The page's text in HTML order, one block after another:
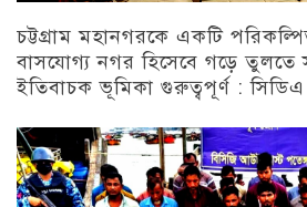
চট্টগ্রাম মহানগরকে একটি
বাসযোগ্য নগর হিসেবে গড়ে তুলতে
ইতিবাচক ভূমিকা গুরুত্বপূর্ণ : সিডিএ
চট্টগ্রাম